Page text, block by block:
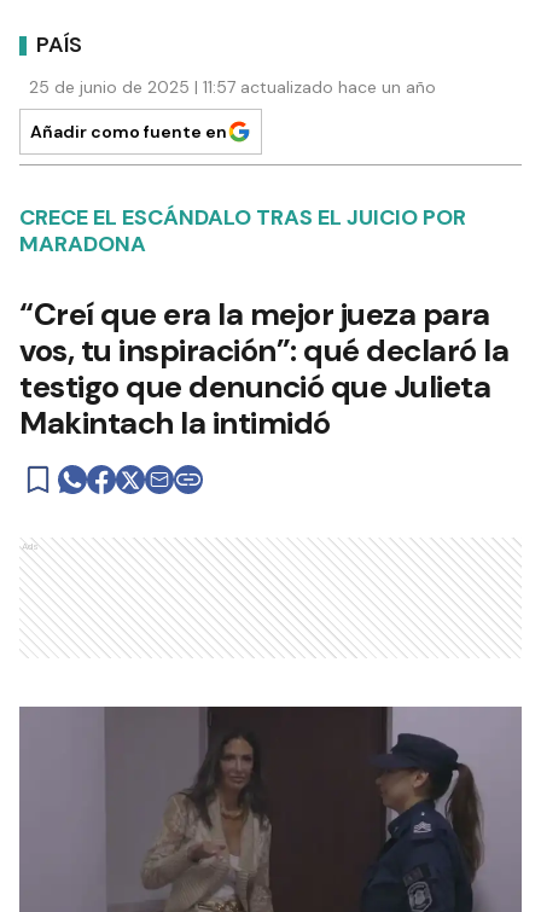
PAÍS
25 de junio de 2025 | 11:57 actualizado hace un año
Añadir como fuente en
CRECE EL ESCÁNDALO TRAS EL JUICIO POR
MARADONA
“Creí que era la mejor jueza para
vos, tu inspiración”: qué declaró la
testigo que denunció que Julieta
Makintach la intimidó
Ads